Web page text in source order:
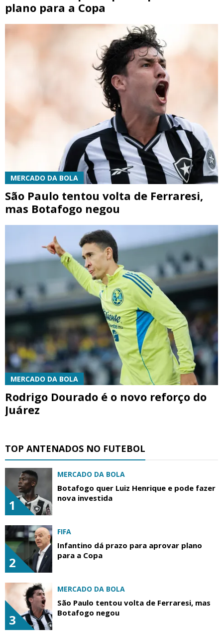
plano para a Copa
MERCADO DA BOLA
São Paulo tentou volta de Ferraresi,
mas Botafogo negou
MERCADO DA BOLA
Rodrigo Dourado é o novo reforço do
Juárez
TOP ANTENADOS NO FUTEBOL
1
MERCADO DA BOLA
Botafogo quer Luiz Henrique e pode fazer
nova investida
2
FIFA
Infantino dá prazo para aprovar plano
para a Copa
3
MERCADO DA BOLA
São Paulo tentou volta de Ferraresi, mas
Botafogo negou